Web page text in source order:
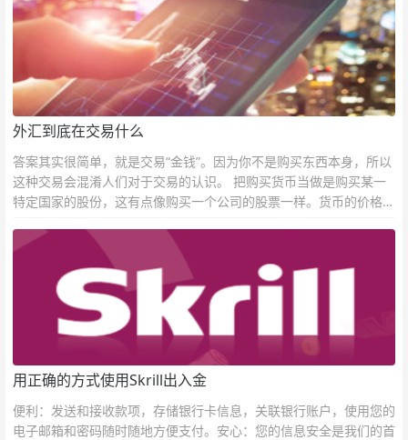
外汇到底在交易什么
答案其实很简单，就是交易“金钱”。因为你不是购买东西本身，所以
这种交易会混淆人们对于交易的认识。 把购买货币当做是购买某一
特定国家的股份，这有点像购买一个公司的股票一样。货币的价格直
用正确的方式使用Skrill出入金
便利：发送和接收款项，存储银行卡信息，关联银行账户，使用您的
电子邮箱和密码随时随地方便支付。安心：您的信息安全是我们的首